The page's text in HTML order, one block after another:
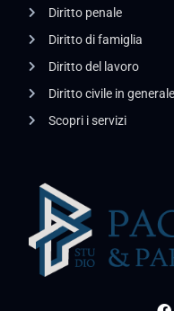
Diritto penale
Diritto di famiglia
Diritto del lavoro
Diritto civile in generale
Scopri i servizi